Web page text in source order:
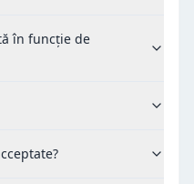
în funcție de